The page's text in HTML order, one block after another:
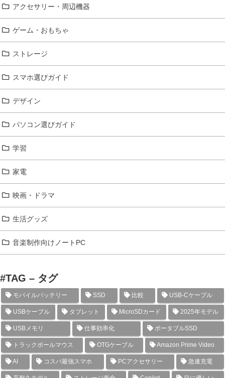
アクセサリー・周辺機器
ゲーム・おもちゃ
ストレージ
スマホ選びガイド
デザイン
パソコン選びガイド
学習
家電
映画・ドラマ
生活グッズ
音楽制作向けノートPC
#TAG – タグ
モバイルバッテリー SSD 比較 USB-Cケーブル
USBケーブル タブレット MicroSDカード 2025年モデル
USBメモリ 仕事効率化 ポータブルSSD
トラックボールマウス OTGケーブル Amazon Prime Video
AI コスパ最強スマホ PCアクセサリー 急速充電